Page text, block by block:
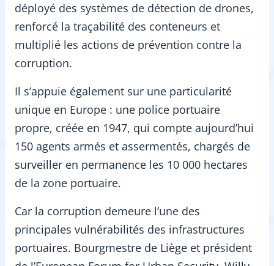
déployé des systèmes de détection de drones,
renforcé la traçabilité des conteneurs et
multiplié les actions de prévention contre la
corruption.
Il s’appuie également sur une particularité
unique en Europe : une police portuaire
propre, créée en 1947, qui compte aujourd’hui
150 agents armés et assermentés, chargés de
surveiller en permanence les 10 000 hectares
de la zone portuaire.
Car la corruption demeure l’une des
principales vulnérabilités des infrastructures
portuaires. Bourgmestre de Liège et président